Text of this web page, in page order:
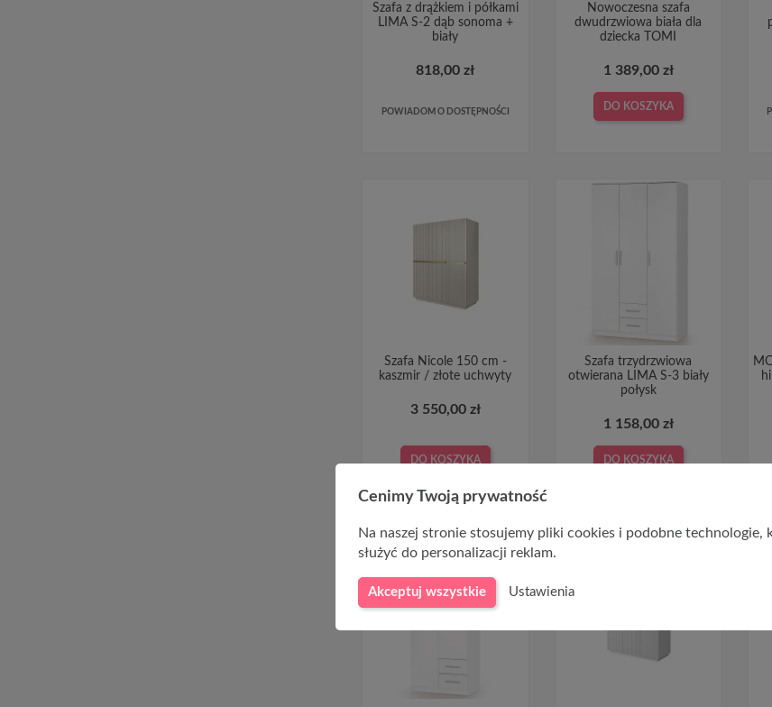
Szafa z drążkiem i półkami
LIMA S-2 dąb sonoma +
biały
818,00 zł
POWIADOM O DOSTĘPNOŚCI
Nowoczesna szafa
dwudrzwiowa biała dla
dziecka TOMI
1 389,00 zł
DO KOSZYKA
Szafa Nicole 150 cm -
kaszmir / złote uchwyty
3 550,00 zł
DO KOSZYKA
Szafa trzydrzwiowa
otwierana LIMA S-3 biały
połysk
1 158,00 zł
DO KOSZYKA
Cenimy Twoją prywatność
Na naszej stronie stosujemy pliki cookies i podobne technologie,
służyć do personalizacji reklam.
Akceptuj wszystkie Ustawienia